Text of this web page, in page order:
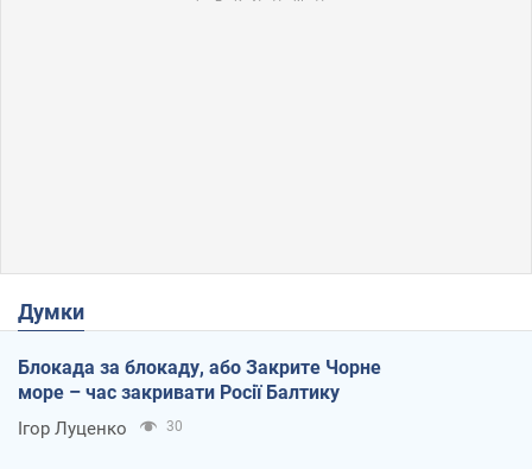
Думки
Блокада за блокаду, або Закрите Чорне
море – час закривати Росії Балтику
Ігор Луценко 30